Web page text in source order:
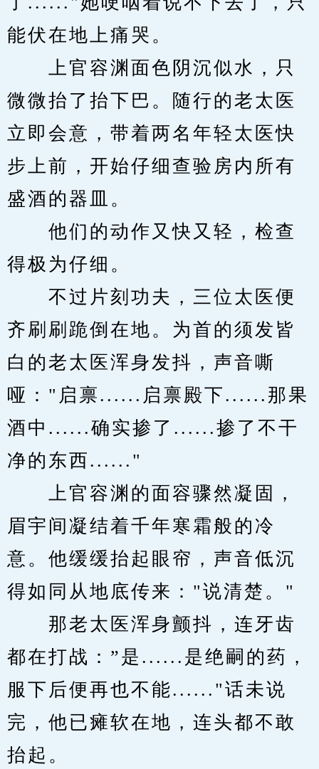
能伏在地上痛哭。
上官容渊面色阴沉似水，只
微微抬了抬下巴。随行的老太医
立即会意，带着两名年轻太医快
步上前，开始仔细查验房内所有
盛酒的器皿。
他们的动作又快又轻，检查
得极为仔细。
不过片刻功夫，三位太医便
齐刷刷跪倒在地。为首的须发皆
白的老太医浑身发抖，声音嘶
哑："启禀......启禀殿下......那果
酒中......确实掺了......掺了不干
净的东西......"
上官容渊的面容骤然凝固，
眉宇间凝结着千年寒霜般的冷
意。他缓缓抬起眼帘，声音低沉
得如同从地底传来："说清楚。"
那老太医浑身颤抖，连牙齿
都在打战：”是......是绝嗣的药，
服下后便再也不能......"话未说
完，他已瘫软在地，连头都不敢
抬起。